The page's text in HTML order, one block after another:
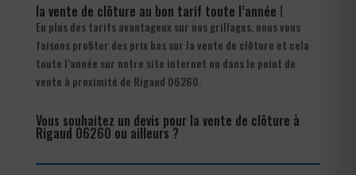
la vente de clôture au bon tarif toute l’année !
En plus des tarifs avantageux sur nos grillages, nous vous
faisons profiter des prix bas sur la vente de clôture et cela
toute l’année sur notre site internet ou dans le point de
vente à proximité de Rigaud 06260.
Vous souhaitez un devis pour la vente de clôture à
Rigaud 06260 ou ailleurs ?